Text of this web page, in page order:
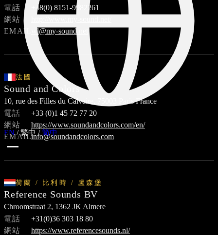
EN / 繁中 / 简中
電話
+48(0) 8151-9982261
網站
EMAIL
wl@my-sound.net
法國
Sound and Colors
10, rue des Filles du Calvaire, 75003 Paris France
電話
+33 (0)1 45 72 77 20
網站
https://www.soundandcolors.com/en/
EMAILinfo@soundandcolors.com
荷蘭 / 比利時 / 盧森堡
Reference Sounds BV
Chroomstraat 2, 1362 JK Almere
電話
+31(0)36 303 18 80
網站
https://www.referencesounds.nl/